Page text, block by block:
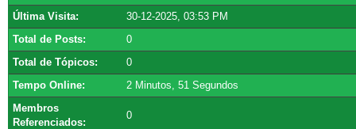
Última Visita:
30-12-2025, 03:53 PM
Total de Posts:
0
Total de Tópicos:
0
Tempo Online:
2 Minutos, 51 Segundos
Membros
Referenciados:
0